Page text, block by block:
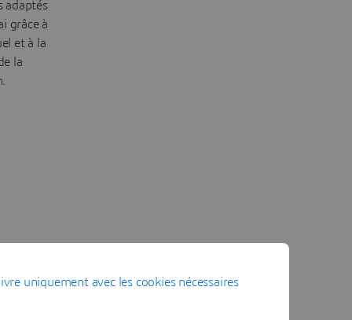
adaptés
grâce à
et à la
la
uniquement avec les cookies nécessaires